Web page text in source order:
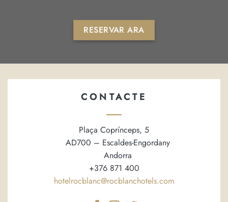
RESERVAR ARA
CONTACTE
Plaça Coprínceps, 5
AD700 – Escaldes-Engordany
Andorra
+376 871 400
hotelrocblanc@rocblanchotels.com